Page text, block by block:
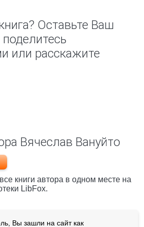
Оставьте Ваш
или расскажите
Вячеслав Вануйто
книги автора в одном месте на
LibFox.
Вы зашли на сайт как